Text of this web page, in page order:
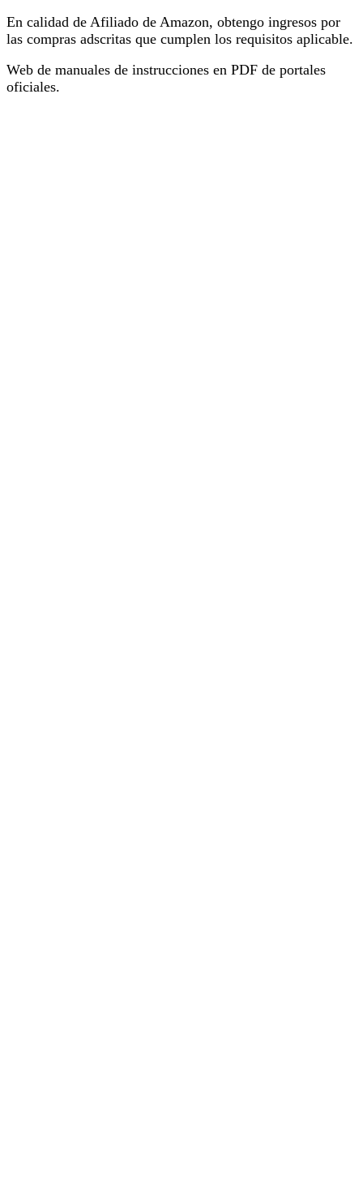
En calidad de Afiliado de Amazon, obtengo ingresos por
las compras adscritas que cumplen los requisitos aplicable.
Web de manuales de instrucciones en PDF de portales
oficiales.